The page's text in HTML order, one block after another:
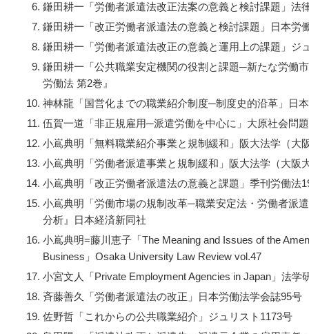
鎌田耕一「労働者派遣法改正法案の意義と検討課題」法
鎌田耕一「改正労働者派遣法の意義と検討課題」日本労
鎌田耕一「労働者派遣法改正の意義と運用上の課題」ジ
鎌田耕一「公共職業安定機関の役割と課題─新たな労働
労働法 第2巻』
神林龍「国営化までの職業紹介制度─制度史的沿革」日
伍賀一道「非正規雇用─派遣労働を中心に」大原社会問
小嶌典明「無料職業紹介事業と規制緩和」阪大法学（大
小嶌典明「労働者派遣事業と規制緩和」阪大法学（大阪
小嶌典明「改正労働者派遣法の意義と課題」季刊労働法
小嶌典明「労働市場の規制改革─職業安定法・労働者派
分析』日本経済新同社
小嶌典明=藤川恵子「The Meaning and Issues of the
Business 」 Osaka University Law Review vol.47
小宮文人「Private Employment Agencies in Japan 」法学
斉藤善久「労働者派遣法の改正」日本労働法学会誌95号
佐野哲「これからの公共職業紹介」ジュリスト1173号